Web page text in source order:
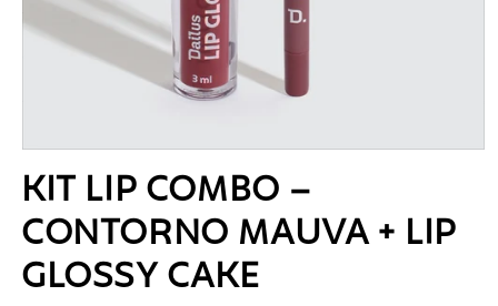
mídia
na
janela
modal
KIT LIP COMBO –
CONTORNO MAUVA + LIP
GLOSSY CAKE